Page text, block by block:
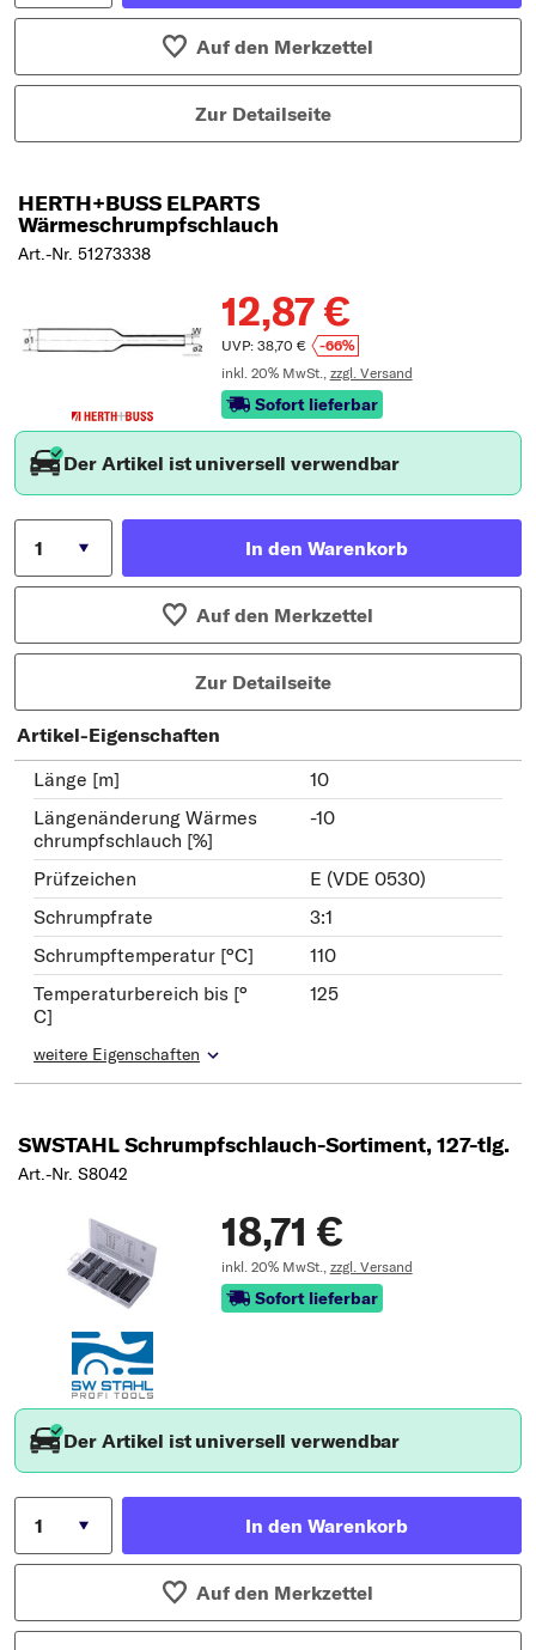
Auf den Merkzettel
Zur Detailseite
HERTH+BUSS ELPARTS
Wärmeschrumpfschlauch
Art.-Nr. 51273338
12,87 €
UVP: 38,70 €
-66%
inkl. 20% MwSt., zzgl. Versand
Sofort lieferbar
Der Artikel ist universell verwendbar
In den Warenkorb
Auf den Merkzettel
Zur Detailseite
Artikel-Eigenschaften
Länge [m]
10
Längenänderung Wärmes
chrumpfschlauch [%]
-10
Prüfzeichen
E (VDE 0530)
Schrumpfrate
3:1
Schrumpftemperatur [°C]
110
Temperaturbereich bis [°
C]
125
weitere Eigenschaften
SWSTAHL Schrumpfschlauch-Sortiment, 127-tlg.
Art.-Nr. S8042
18,71 €
inkl. 20% MwSt., zzgl. Versand
Sofort lieferbar
Der Artikel ist universell verwendbar
In den Warenkorb
Auf den Merkzettel